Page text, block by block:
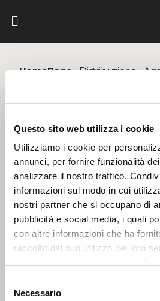
Questo sito web utilizza i cookie
Utilizziamo i cookie per
annunci, per fornire funzionalità
analizzare il nostro traffico.
informazioni sul modo in cui
nostri partner che si occupano di
pubblicità e social media, i quali
con altre informazioni che ha
raccolto dal suo utilizzo dei loro
delNecessario
HomePage Distribuzione
RIVENDITORI
Seleziona il paese
PIEMONTE